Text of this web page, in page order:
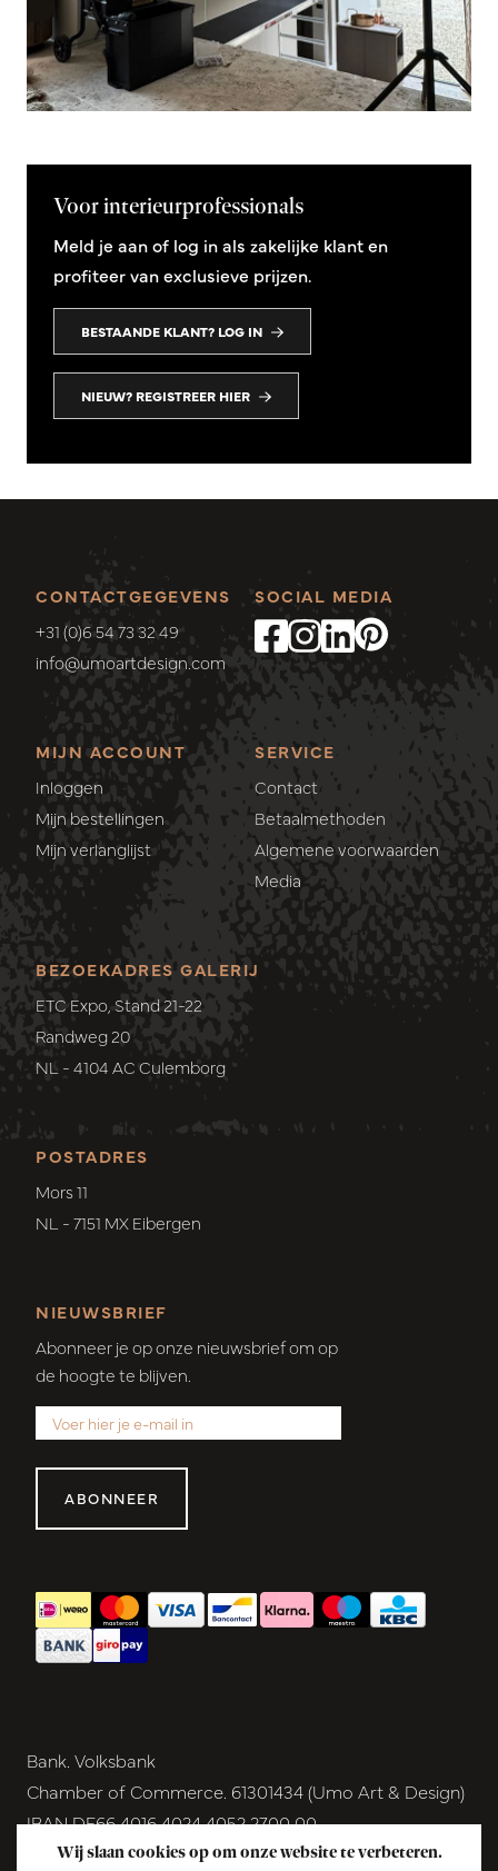
Voor interieurprofessionals
Meld je aan of log in als zakelijke klant en
profiteer van exclusieve prijzen.
BESTAANDE KLANT? LOG IN
NIEUW? REGISTREER HIER
CONTACTGEGEVENS
+31 (0)6 54 73 32 49
info@umoartdesign.com
MIJN ACCOUNT
Inloggen
Mijn bestellingen
Mijn verlanglijst
SERVICE
Contact
Betaalmethoden
Algemene voorwaarden
Media
SOCIAL MEDIA
POSTADRES
Mors 11
NL - 7151 MX Eibergen
BEZOEKADRES GALERIJ
ETC Expo, Stand 21-22
Randweg 20
NL - 4104 AC Culemborg
NIEUWSBRIEF
Abonneer je op onze nieuwsbrief om op
de hoogte te blijven.
ABONNEER
Bank. Volksbank
Chamber of Commerce. 61301434 (Umo Art & Design)
IBAN DE66 4016 4024 4052 2700 00
BIC GENODEM1GRN
Wij slaan cookies op om onze website te verbeteren.